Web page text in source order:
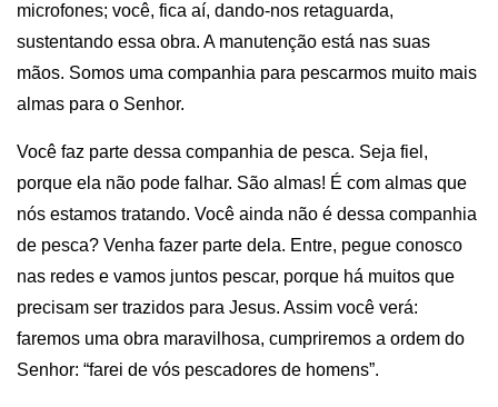
microfones; você, fica aí, dando-nos retaguarda,
sustentando essa obra. A manutenção está nas suas
mãos. Somos uma companhia para pescarmos muito mais
almas para o Senhor.
Você faz parte dessa companhia de pesca. Seja fiel,
porque ela não pode falhar. São almas! É com almas que
nós estamos tratando. Você ainda não é dessa companhia
de pesca? Venha fazer parte dela. Entre, pegue conosco
nas redes e vamos juntos pescar, porque há muitos que
precisam ser trazidos para Jesus. Assim você verá:
faremos uma obra maravilhosa, cumpriremos a ordem do
Senhor: “farei de vós pescadores de homens”.